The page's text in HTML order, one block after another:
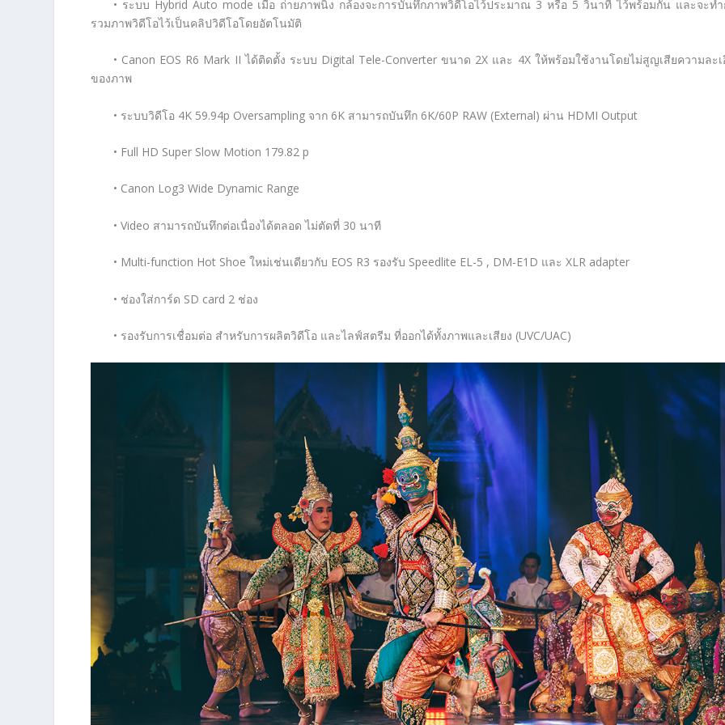
• ระบบ Hybrid Auto mode เมื่อ ถ่ายภาพนิ่ง กล้องจะการบันทึกภาพวิดีโอไว้ประมาณ 3 หรือ 5 วินาที ไว้พร้อมกัน และจะทำ
รวมภาพวิดีโอไว้เป็นคลิปวิดีโอโดยอัตโนมัติ
• Canon EOS R6 Mark II ได้ติดตั้ง ระบบ Digital Tele-Converter ขนาด 2X และ 4X ให้พร้อมใช้งานโดยไม่สูญเสียความละเ
ของภาพ
• ระบบวิดีโอ 4K 59.94p Oversampling จาก 6K สามารถบันทึก 6K/60P RAW (External) ผ่าน HDMI Output
• Full HD Super Slow Motion 179.82 p
• Canon Log3 Wide Dynamic Range
• Video สามารถบันทึกต่อเนื่องได้ตลอด ไม่ตัดที่ 30 นาที
• Multi-function Hot Shoe ใหม่เช่นเดียวกับ EOS R3 รองรับ Speedlite EL-5 , DM-E1D และ XLR adapter
• ช่องใส่การ์ด SD card 2 ช่อง
• รองรับการเชื่อมต่อ สำหรับการผลิตวิดีโอ และไลฟ์สตรีม ที่ออกได้ทั้งภาพและเสียง (UVC/UAC)